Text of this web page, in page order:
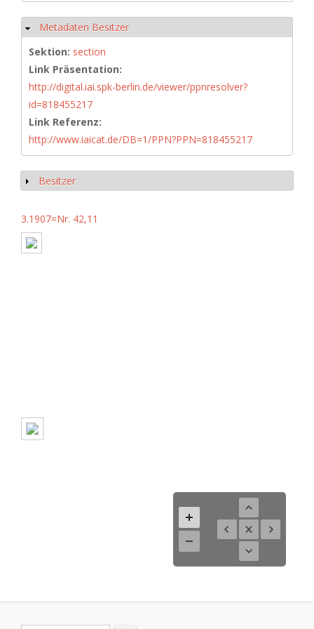
Hide
Metadaten Besitzer
Sektion: section
Link Präsentation:
http://digital.iai.spk-berlin.de/viewer/ppnresolver?
id=818455217
Link Referenz:
http://www.iaicat.de/DB=1/PPN?PPN=818455217
Show
Besitzer
3.1907=Nr. 42,11